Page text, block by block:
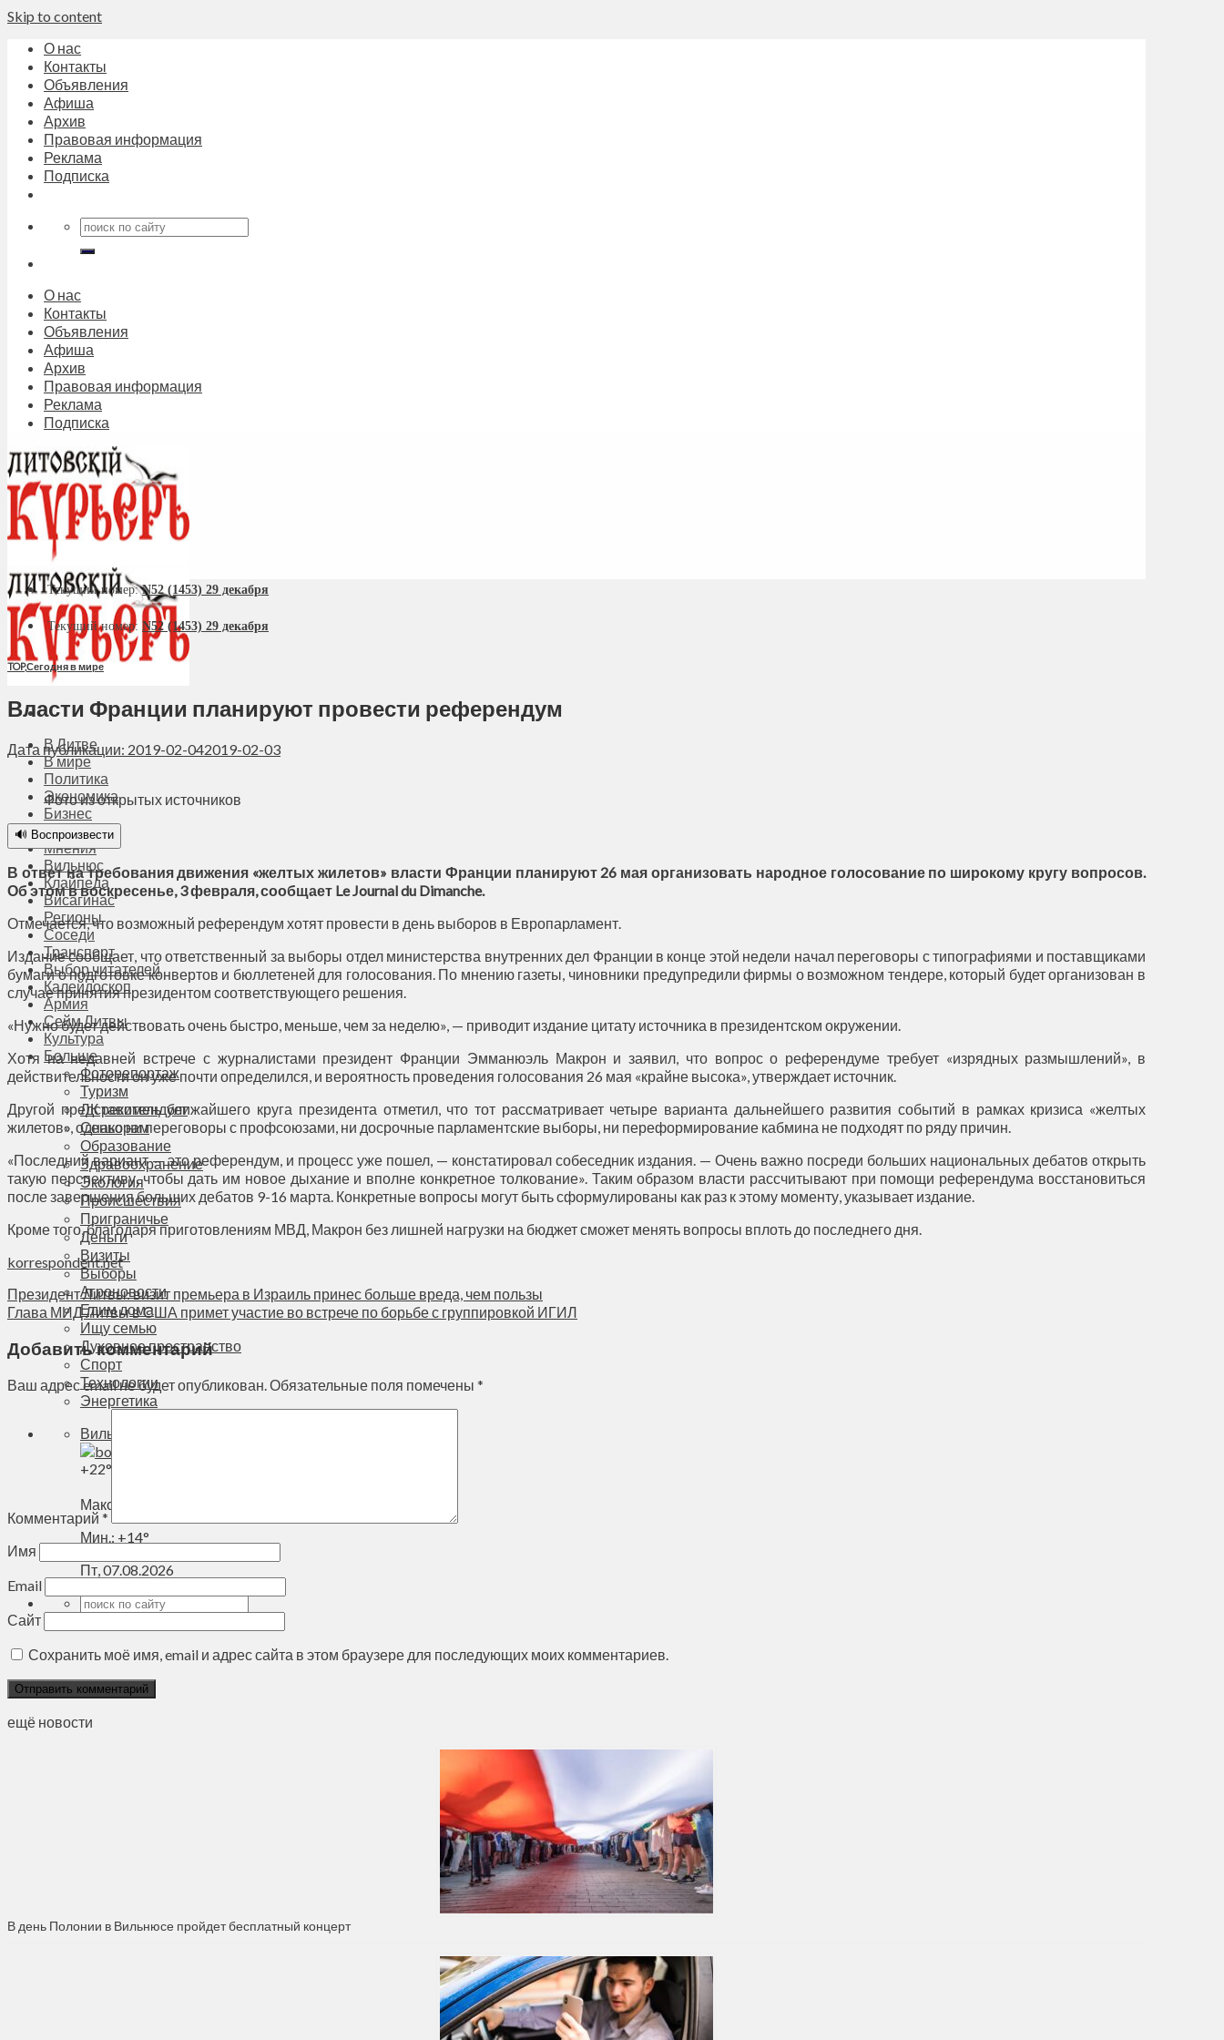
Skip to content
О нас
Контакты
Объявления
Афиша
Архив
Правовая информация
Реклама
Подписка
О нас
Контакты
Объявления
Афиша
Архив
Правовая информация
Реклама
Подписка
В Литве
В мире
Политика
Экономика
Бизнес
Общество
Мнения
Вильнюс
Клайпеда
Висагинас
Регионы
Соседи
Транспорт
Выбор читателей
Калейдоскоп
Армия
Сейм Литвы
Культура
Больше
Фоторепортаж
Туризм
ЛК рекомендует
Сеньорам
Образование
Здравоохранение
Экология
Происшествия
Приграничье
Деньги
Визиты
Выборы
Агроновости
Едим дома
Ищу семью
Духовное пространство
Спорт
Технологии
Энергетика
Вильнюс
+22°
Макс.:
Мин.: +14°
Пт, 07.08.2026
Текущий номер:N52 (1453) 29 декабря
Текущий номер: N52 (1453) 29 декабря
TOP,Сегодня в мире
Власти Франции планируют провести референдум
Дата публикации: 2019-02-042019-02-03
Фото из открытых источников
🔊 Воспроизвести
В ответ на требования движения «желтых жилетов» власти Франции планируют 26 мая организовать народное голосование по широкому кругу вопросов.
Об этом в воскресенье, 3 февраля, сообщает Le Journal du Dimanche.
Отмечается, что возможный референдум хотят провести в день выборов в Европарламент.
Издание сообщает, что ответственный за выборы отдел министерства внутренних дел Франции в конце этой недели начал переговоры с типографиями и поставщиками
бумаги о подготовке конвертов и бюллетеней для голосования. По мнению газеты, чиновники предупредили фирмы о возможном тендере, который будет организован в
случае принятия президентом соответствующего решения.
«Нужно будет действовать очень быстро, меньше, чем за неделю», — приводит издание цитату источника в президентском окружении.
Хотя на недавней встрече с журналистами президент Франции Эмманюэль Макрон и заявил, что вопрос о референдуме требует «изрядных размышлений», в
действительности он уже почти определился, и вероятность проведения голосования 26 мая «крайне высока», утверждает источник.
Другой представитель ближайшего круга президента отметил, что тот рассматривает четыре варианта дальнейшего развития событий в рамках кризиса «желтых
жилетов», однако ни переговоры с профсоюзами, ни досрочные парламентские выборы, ни переформирование кабмина не подходят по ряду причин.
«Последний вариант — это референдум, и процесс уже пошел, — констатировал собеседник издания. — Очень важно посреди больших национальных дебатов открыть
такую перспективу, чтобы дать им новое дыхание и вполне конкретное толкование». Таким образом власти рассчитывают при помощи референдума восстановиться
после завершения больших дебатов 9-16 марта. Конкретные вопросы могут быть сформулированы как раз к этому моменту, указывает издание.
Кроме того, благодаря приготовлениям МВД, Макрон без лишней нагрузки на бюджет сможет менять вопросы вплоть до последнего дня.
korrespondent.net
Президент Литвы: визит премьера в Израиль принес больше вреда, чем пользы
Глава МИД Литвы в США примет участие во встрече по борьбе с группировкой ИГИЛ
Добавить комментарий
Ваш адрес email не будет опубликован.Обязательные поля помечены *
Комментарий *
Имя
Email
Сайт
Сохранить моё имя, email и адрес сайта в этом браузере для последующих моих комментариев.
ещё новости
В день Полонии в Вильнюсе пройдет бесплатный концерт